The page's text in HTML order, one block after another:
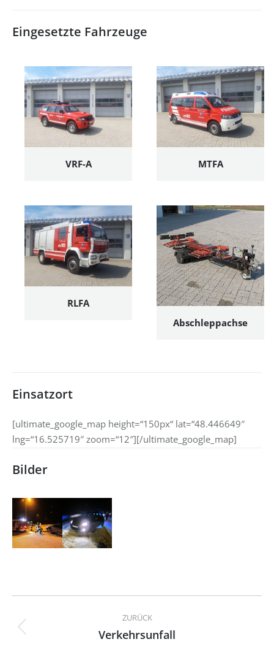
Eingesetzte Fahrzeuge
VRF-A MTFA
RLFA
Abschleppachse
Einsatzort
[ultimate_google_map height=“150px“ lat=“48.446649″
lng=“16.525719″ zoom=“12″][/ultimate_google_map]
Bilder
Kommentarnavigation
ZURÜCK
Vorheriger
Verkehrsunfall